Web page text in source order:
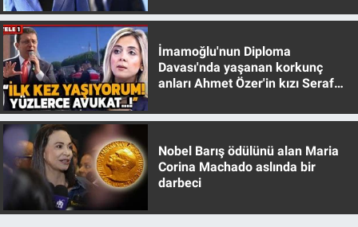
İmamoğlu'nun Diploma
Davası'nda yaşanan korkunç
anları Ahmet Özer'in kızı Seraf
Nobel Barış ödülünü alan Maria
Corina Machado aslında bir
darbeci